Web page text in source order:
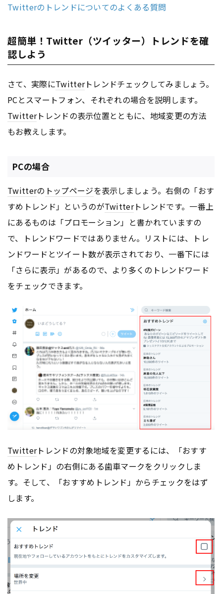
Twitterのトレンドについてのよくある質問
超簡単！Twitter（ツイッター）トレンドを確
認しよう
さて、実際にTwitterトレンドチェックしてみましょう。
PCとスマートフォン、それぞれの場合を説明します。
Twitterトレンドの表示位置とともに、地域変更の方法
もお教えします。
PCの場合
Twitterの トップページを表示しましょう。右側の「おす
すめトレンド」というのがTwitterトレンドです。一番上
にあるものは「プロモーション」と書かれていますの
で、トレンドワードではありません。リストには、トレ
ンドワードとツイート数が表示されており、一番下には
「さらに表示」があるので、より多くのトレンドワード
をチェックできます。
Twitterトレンドの対象地域を変更するには、「おすす
めトレンド」の右側にある歯車マークをクリックしま
す。そして、「おすすめトレンド」からチェックをはず
します。